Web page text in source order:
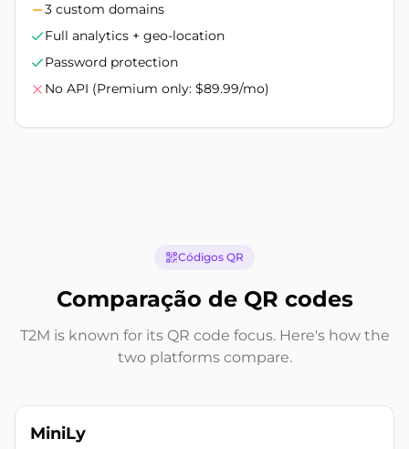
3 custom domains
Full analytics + geo-location
Password protection
No API (Premium only: $89.99/mo)
Códigos QR
Comparação de QR codes
T2M is known for its QR code focus. Here's how the
two platforms compare.
MiniLy